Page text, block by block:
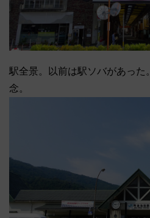
駅全景。以前は駅ソバがあった
念。